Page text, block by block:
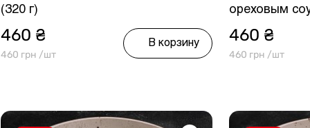
(320 г)
460 ₴
460 грн /шт
В корзину
ореховым
460 ₴
460 грн /шт